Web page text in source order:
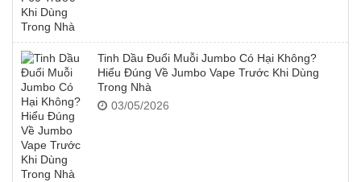
Tinh Dầu Đuổi Muỗi Jumbo Có Hại Không?
Hiểu Đúng Về Jumbo Vape Trước Khi Dùng
Trong Nhà
03/05/2026